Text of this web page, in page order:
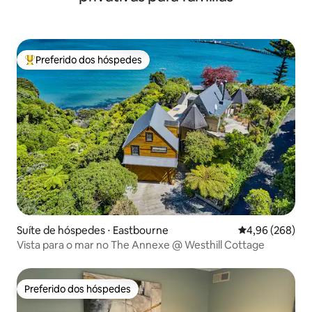
Entre os melhores preferidos dos hóspedes
Preferido dos hóspedes
Suíte de hóspedes ⋅ Eastbourne 4,96 de uma
4,96 (268)
Vista para o mar no The Annexe @ Westhill Cottage
Preferido dos hóspedes
Preferido dos hóspedes